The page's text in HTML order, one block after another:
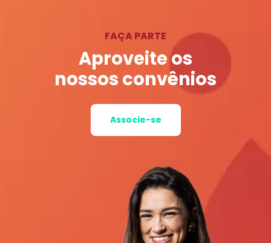
FAÇA PARTE
Aproveite os
nossos convênios
Associe-se